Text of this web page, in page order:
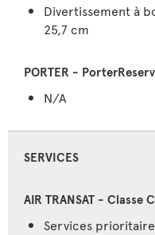
Divertissement à
25,7 cm
N/A
SERVICES
Services